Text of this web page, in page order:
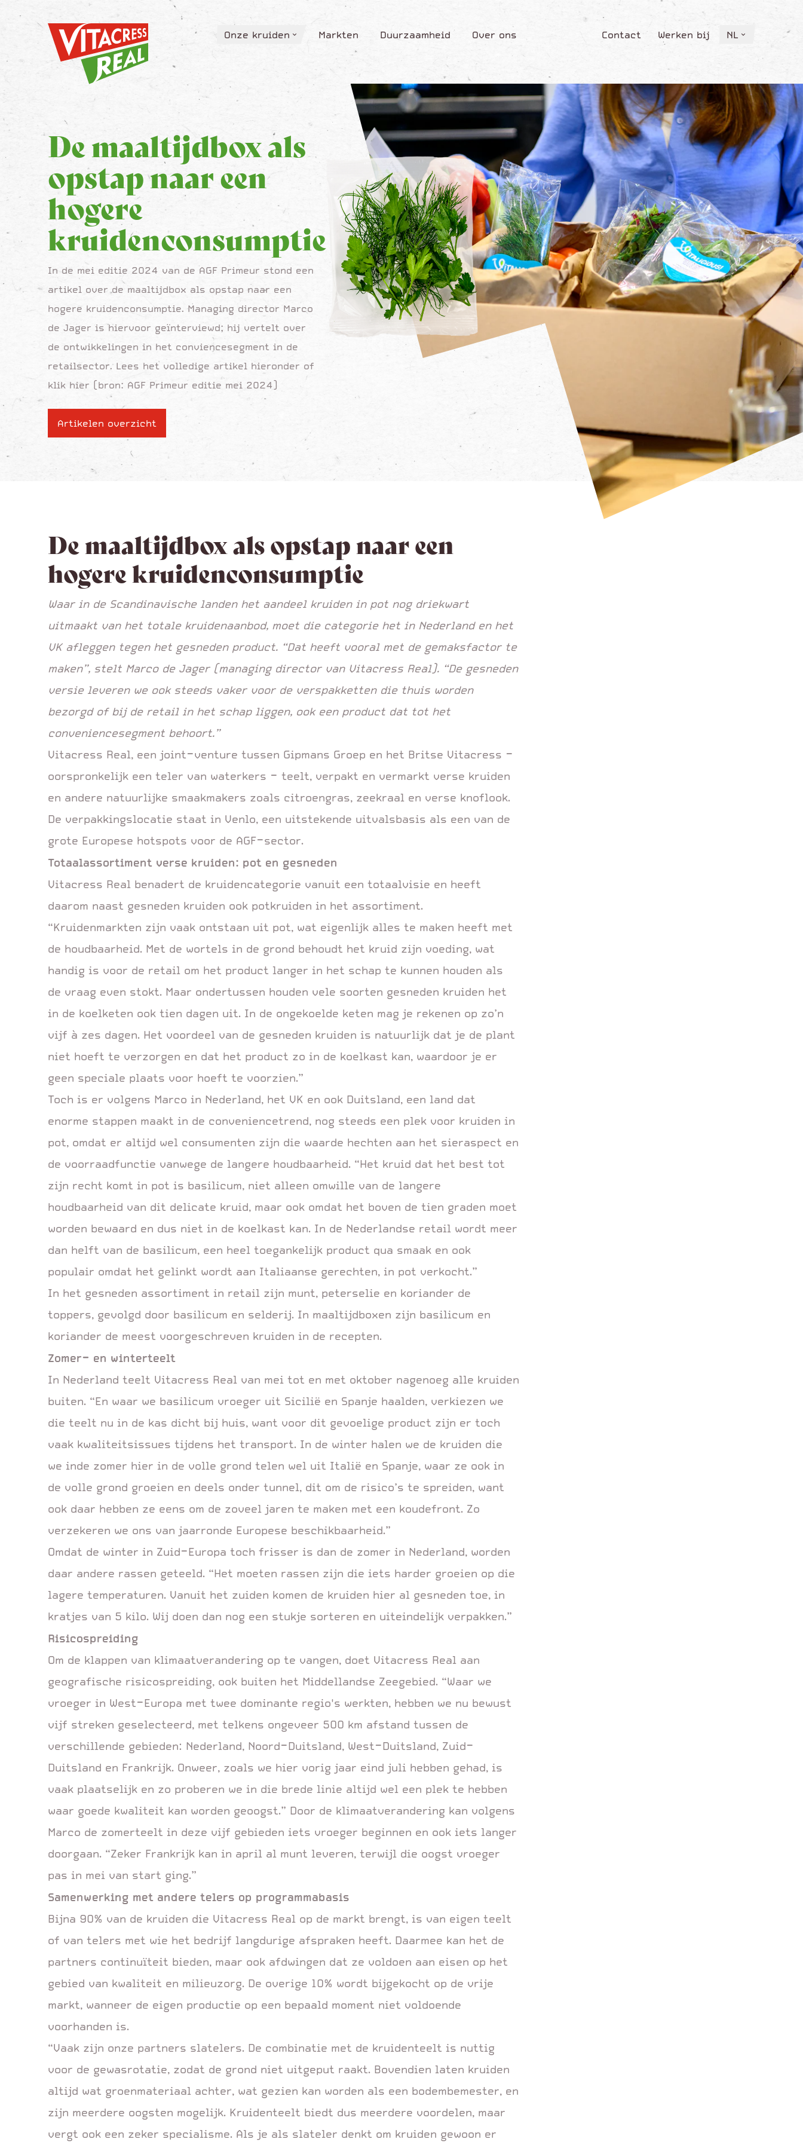
Vitacress Real Onze kruiden Markten Duurzaamheid Over ons Contact Werken bij NL
Vitacress Real Onze kruiden Contact Werken bij
De maaltijdbox als
opstap naar een
hogere
kruidenconsumptie
In de mei editie 2024 van de AGF Primeur stond een
artikel over de maaltijdbox als opstap naar een
hogere kruidenconsumptie. Managing director Marco
de Jager is hiervoor geïnterviewd; hij vertelt over
de ontwikkelingen in het conviencesegment in de
retailsector. Lees het volledige artikel hieronder of
klik hier (bron: AGF Primeur editie mei 2024)
Artikelen overzicht
De maaltijdbox als opstap naar een
hogere kruidenconsumptie
Waar in de Scandinavische landen het aandeel kruiden in pot nog driekwart
uitmaakt van het totale kruidenaanbod, moet die categorie het in Nederland en het
VK afleggen tegen het gesneden product. “Dat heeft vooral met de gemaksfactor te
maken”, stelt Marco de Jager (managing director van Vitacress Real). “De gesneden
versie leveren we ook steeds vaker voor de verspakketten die thuis worden
bezorgd of bij de retail in het schap liggen, ook een product dat tot het
conveniencesegment behoort.”
Vitacress Real, een joint-venture tussen Gipmans Groep en het Britse Vitacress -
oorspronkelijk een teler van waterkers - teelt, verpakt en vermarkt verse kruiden
en andere natuurlijke smaakmakers zoals citroengras, zeekraal en verse knoflook.
De verpakkingslocatie staat in Venlo, een uitstekende uitvalsbasis als een van de
grote Europese hotspots voor de AGF-sector.
Totaalassortiment verse kruiden: pot en gesneden
Vitacress Real benadert de kruidencategorie vanuit een totaalvisie en heeft
daarom naast gesneden kruiden ook potkruiden in het assortiment.
“Kruidenmarkten zijn vaak ontstaan uit pot, wat eigenlijk alles te maken heeft met
de houdbaarheid. Met de wortels in de grond behoudt het kruid zijn voeding, wat
handig is voor de retail om het product langer in het schap te kunnen houden als
de vraag even stokt. Maar ondertussen houden vele soorten gesneden kruiden het
in de koelketen ook tien dagen uit. In de ongekoelde keten mag je rekenen op zo’n
vijf à zes dagen. Het voordeel van de gesneden kruiden is natuurlijk dat je de plant
niet hoeft te verzorgen en dat het product zo in de koelkast kan, waardoor je er
geen speciale plaats voor hoeft te voorzien.”
Toch is er volgens Marco in Nederland, het VK en ook Duitsland, een land dat
enorme stappen maakt in de conveniencetrend, nog steeds een plek voor kruiden in
pot, omdat er altijd wel consumenten zijn die waarde hechten aan het sieraspect en
de voorraadfunctie vanwege de langere houdbaarheid. “Het kruid dat het best tot
zijn recht komt in pot is basilicum, niet alleen omwille van de langere
houdbaarheid van dit delicate kruid, maar ook omdat het boven de tien graden moet
worden bewaard en dus niet in de koelkast kan. In de Nederlandse retail wordt meer
dan helft van de basilicum, een heel toegankelijk product qua smaak en ook
populair omdat het gelinkt wordt aan Italiaanse gerechten, in pot verkocht.”
In het gesneden assortiment in retail zijn munt, peterselie en koriander de
toppers, gevolgd door basilicum en selderij. In maaltijdboxen zijn basilicum en
koriander de meest voorgeschreven kruiden in de recepten.
Zomer- en winterteelt
In Nederland teelt Vitacress Real van mei tot en met oktober nagenoeg alle kruiden
buiten. “En waar we basilicum vroeger uit Sicilië en Spanje haalden, verkiezen we
die teelt nu in de kas dicht bij huis, want voor dit gevoelige product zijn er toch
vaak kwaliteitsissues tijdens het transport. In de winter halen we de kruiden die
we inde zomer hier in de volle grond telen wel uit Italië en Spanje, waar ze ook in
de volle grond groeien en deels onder tunnel, dit om de risico’s te spreiden, want
ook daar hebben ze eens om de zoveel jaren te maken met een koudefront. Zo
verzekeren we ons van jaarronde Europese beschikbaarheid.”
Omdat de winter in Zuid-Europa toch frisser is dan de zomer in Nederland, worden
daar andere rassen geteeld. “Het moeten rassen zijn die iets harder groeien op die
lagere temperaturen. Vanuit het zuiden komen de kruiden hier al gesneden toe, in
kratjes van 5 kilo. Wij doen dan nog een stukje sorteren en uiteindelijk verpakken.”
Risicospreiding
Om de klappen van klimaatverandering op te vangen, doet Vitacress Real aan
geografische risicospreiding, ook buiten het Middellandse Zeegebied. “Waar we
vroeger in West-Europa met twee dominante regio's werkten, hebben we nu bewust
vijf streken geselecteerd, met telkens ongeveer 500 km afstand tussen de
verschillende gebieden: Nederland, Noord-Duitsland, West-Duitsland, Zuid-
Duitsland en Frankrijk. Onweer, zoals we hier vorig jaar eind juli hebben gehad, is
vaak plaatselijk en zo proberen we in die brede linie altijd wel een plek te hebben
waar goede kwaliteit kan worden geoogst.” Door de klimaatverandering kan volgens
Marco de zomerteelt in deze vijf gebieden iets vroeger beginnen en ook iets langer
doorgaan. “Zeker Frankrijk kan in april al munt leveren, terwijl die oogst vroeger
pas in mei van start ging.”
Samenwerking met andere telers op programmabasis
Bijna 90% van de kruiden die Vitacress Real op de markt brengt, is van eigen teelt
of van telers met wie het bedrijf langdurige afspraken heeft. Daarmee kan het de
partners continuïteit bieden, maar ook afdwingen dat ze voldoen aan eisen op het
gebied van kwaliteit en milieuzorg. De overige 10% wordt bijgekocht op de vrije
markt, wanneer de eigen productie op een bepaald moment niet voldoende
voorhanden is.
“Vaak zijn onze partners slatelers. De combinatie met de kruidenteelt is nuttig
voor de gewasrotatie, zodat de grond niet uitgeput raakt. Bovendien laten kruiden
altijd wat groenmateriaal achter, wat gezien kan worden als een bodembemester, en
zijn meerdere oogsten mogelijk. Kruidenteelt biedt dus meerdere voordelen, maar
vergt ook een zeker specialisme. Als je als slateler denkt om kruiden gewoon er